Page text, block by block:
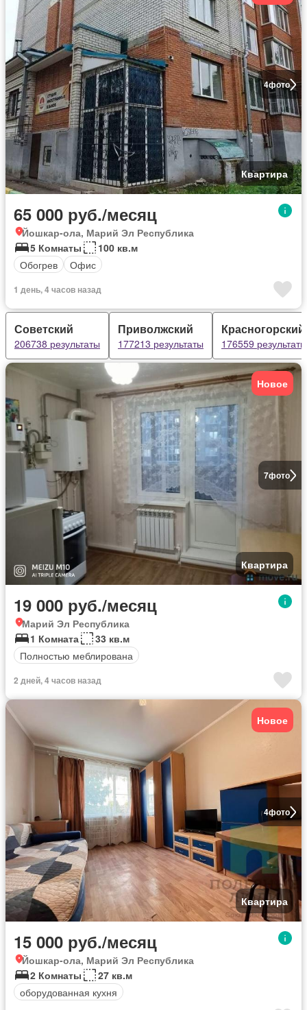
4фото
Квартира
65 000 руб./месяц
Йошкар-ола, Марий Эл Республика
5 Комнаты
100 кв.м
Обогрев
Офис
1 день, 4 часов назад
Советский
206738 результаты
Приволжский
177213 результаты
Красногорский
176559 результаты
7фото
Новое
Квартира
19 000 руб./месяц
Марий Эл Республика
1 Комната
33 кв.м
Полностью меблирована
2 дней, 4 часов назад
4фото
Новое
Квартира
15 000 руб./месяц
Йошкар-ола, Марий Эл Республика
2 Комнаты
27 кв.м
оборудованная кухня